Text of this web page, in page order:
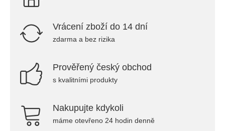
Vrácení zboží do 14 dní
zdarma a bez rizika
Prověřený český obchod
s kvalitními produkty
Nakupujte kdykoli
máme otevřeno 24 hodin denně